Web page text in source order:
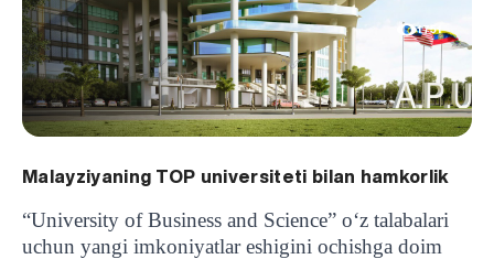
1751
Malayziyaning TOP universiteti bilan hamkorlik
“University of Business and Science” o‘z talabalari
uchun yangi imkoniyatlar eshigini ochishga doim